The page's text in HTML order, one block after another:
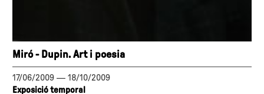
Miró - Dupin. Art i poesia
17/06/2009 —18/10/2009
Exposició temporal